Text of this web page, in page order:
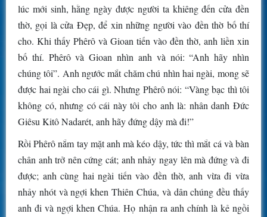
lúc mới sinh, hằng ngày được người ta khiêng đến cửa đền
thờ, gọi là cửa Đẹp, để xin những người vào đền thờ bố thí
cho. Khi thấy Phêrô và Gioan tiến vào đền thờ, anh liền xin
bố thí. Phêrô và Gioan nhìn anh và nói: “Anh hãy nhìn
chúng tôi”. Anh ngước mắt chăm chú nhìn hai ngài, mong sẽ
được hai ngài cho cái gì. Nhưng Phêrô nói: “Vàng bạc thì tôi
không có, nhưng có cái này tôi cho anh là: nhân danh Đức
Giêsu Kitô Nadarét, anh hãy đứng dậy mà đi!”
Rồi Phêrô nắm tay mặt anh mà kéo dậy, tức thì mắt cá và bàn
chân anh trở nên cứng cát; anh nhảy ngay lên mà đứng và đi
được; anh cùng hai ngài tiến vào đền thờ, anh vừa đi vừa
nhảy nhót và ngợi khen Thiên Chúa, và dân chúng đều thấy
anh đi và ngợi khen Chúa. Họ nhận ra anh chính là kẻ ngồi